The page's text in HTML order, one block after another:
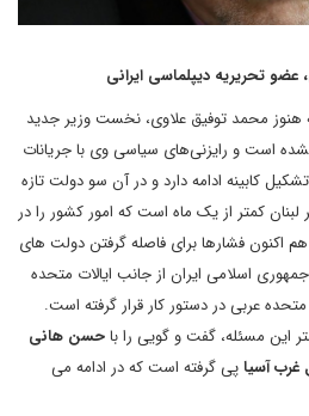
تحریریه دیپلماسی ایرانی
هنوز محمد توفیق علاوی، نخست وزیر جدید
است و رایزنی‌های سیاسی وی با جریانات
کابینه ادامه دارد و در آن سو دولت تازه
کمتر از یک ماه است که امور کشور را در
اکنون فشارها برای فاصله گرفتن دولت های
اسلامی ایران از جانب ایالات متحده
عربی در دستور کار قرار گرفته است.
این مسئله، گفت و گویی را باحسن هانی
غرب آسیاپی گرفته است که در ادامه می